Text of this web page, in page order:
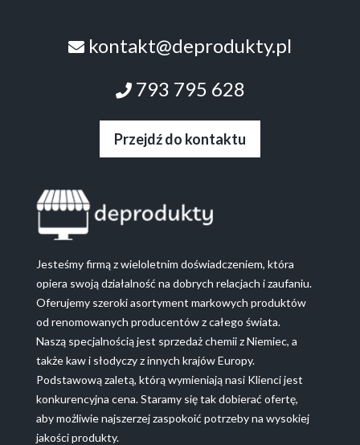
kontakt@deprodukty.pl
793 795 628
Przejdź do kontaktu
Jesteśmy firmą z wieloletnim doświadczeniem, która
opiera swoją działalność na dobrych relacjach i zaufaniu.
Oferujemy szeroki asortyment markowych produktów
od renomowanych producentów z całego świata.
Naszą specjalnością jest sprzedaż chemii z Niemiec, a
także kaw i słodyczy z innych krajów Europy.
Podstawową zaletą, którą wymieniają nasi Klienci jest
konkurencyjna cena. Staramy się tak dobierać ofertę,
aby możliwie najszerzej zaspokoić potrzeby na wysokiej
jakości produkty.